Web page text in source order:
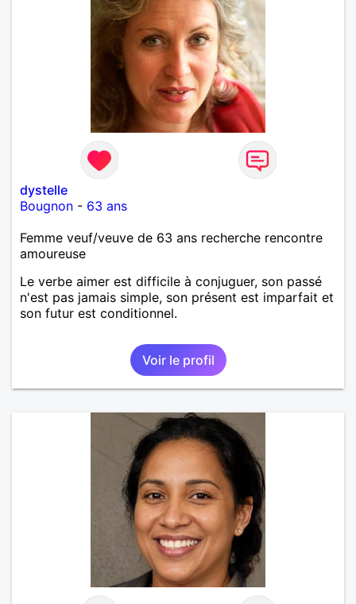
dystelle
Bougnon - 63 ans
Femme veuf/veuve de 63 ans recherche rencontre
amoureuse
Le verbe aimer est difficile à conjuguer, son passé
n'est pas jamais simple, son présent est imparfait et
son futur est conditionnel.
Voir le profil